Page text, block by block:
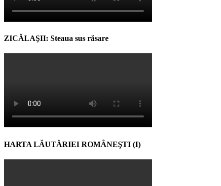
ZICĂLAŞII: Steaua sus răsare
HARTA LĂUTĂRIEI ROMÂNEŞTI (I)